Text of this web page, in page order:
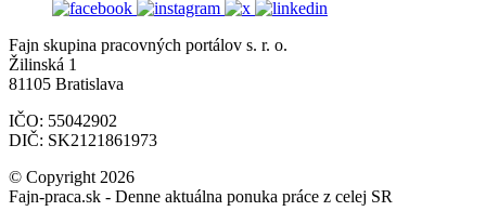
Fajn skupina pracovných portálov s. r. o.
Žilinská 1
81105 Bratislava
IČO: 55042902
DIČ: SK2121861973
© Copyright 2026
Fajn-praca.sk - Denne aktuálna ponuka práce z celej SR